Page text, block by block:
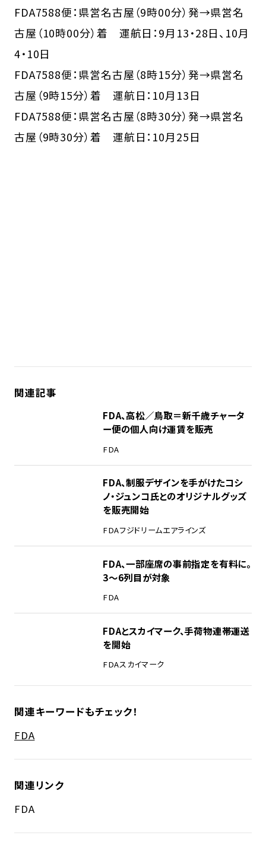
FDA7588便：県営名古屋（9時00分）発→県営名
古屋（10時00分）着 運航日：9月13・28日、10月
4・10日
FDA7588便：県営名古屋（8時15分）発→県営名
古屋（9時15分）着 運航日：10月13日
FDA7588便：県営名古屋（8時30分）発→県営名
古屋（9時30分）着 運航日：10月25日
関連記事
FDA、高松／鳥取＝新千歳チャータ
ー便の個人向け運賃を販売
FDA
FDA、制服デザインを手がけたコシ
ノ・ジュンコ氏とのオリジナルグッズ
を販売開始
FDAフジドリームエアラインズ
FDA、一部座席の事前指定を有料に。
3〜6列目が対象
FDA
FDAとスカイマーク、手荷物連帯運送
を開始
FDAスカイマーク
関連キーワードもチェック！
FDA
関連リンク
FDA